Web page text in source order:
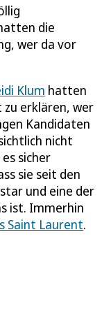
die
wer da vor
Klum hatten
erklären, wer
Kandidaten
nicht
sicher
sie seit den
und eine der
ist. Immerhin
Saint Laurent.